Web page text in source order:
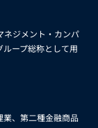
ネジメント・カンパ
ープ総称として用
業、第二種金融商品